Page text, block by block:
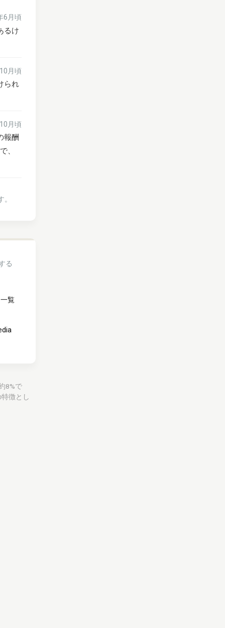
6月頃
るけ
月頃
られ
月頃
報酬
、
る
覧
8%で
徴とし